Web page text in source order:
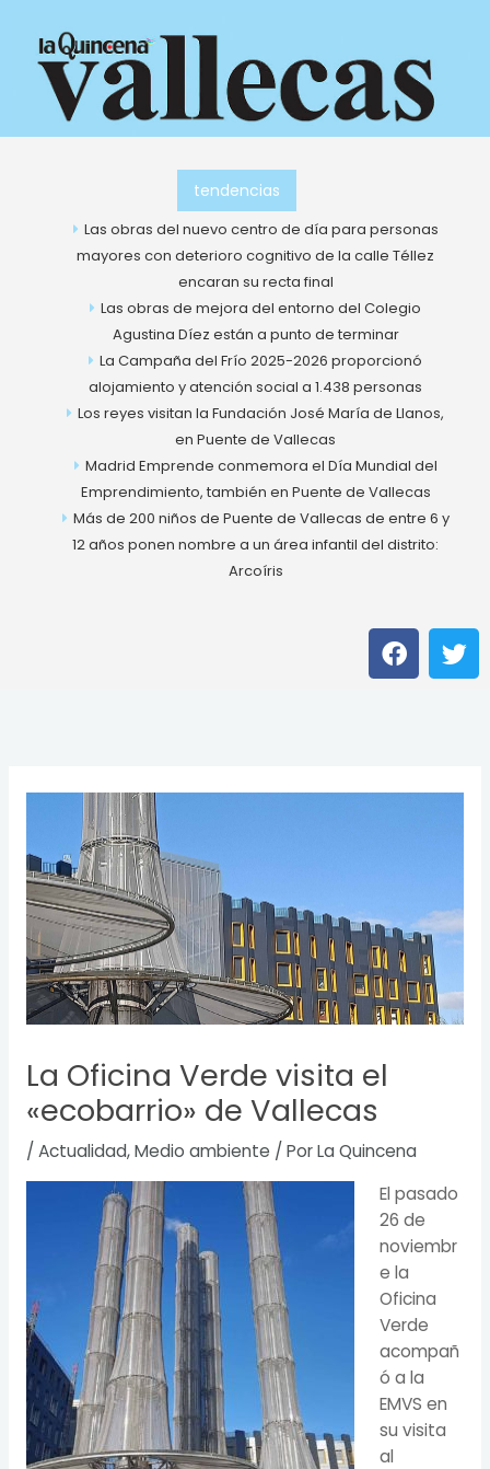
contenido
tendencias
Las obras del nuevo centro de día para personas
mayores con deterioro cognitivo de la calle Téllez
encaran su recta final
Las obras de mejora del entorno del Colegio
Agustina Díez están a punto de terminar
La Campaña del Frío 2025-2026 proporcionó
alojamiento y atención social a 1.438 personas
Los reyes visitan la Fundación José María de Llanos,
en Puente de Vallecas
Madrid Emprende conmemora el Día Mundial del
Emprendimiento, también en Puente de Vallecas
Más de 200 niños de Puente de Vallecas de entre 6 y
12 años ponen nombre a un área infantil del distrito:
Arcoíris
F
a
c
o
T
w
i
r
La Oficina Verde visita el
«ecobarrio» de Vallecas
/ Actualidad,Medio ambiente / PorLa Quincena
El pasado
26 de
noviembr
e la
Oficina
Verde
acompañ
ó a la
EMVS en
su visita
al